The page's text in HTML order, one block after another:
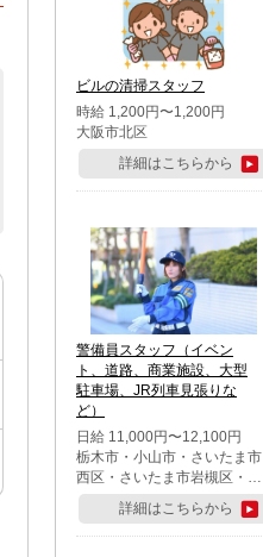
市・柏市・流山市・八千代
市・足立区・江戸川区・八王
子市・町田市
ビルの清掃スタッフ
時給 1,200円〜1,200円
大阪市北区
詳細はこちらから
警備員スタッフ（イベン
ト、道路、商業施設、大型
駐車場、JR列車見張りな
ど）
日給 11,000円〜12,100円
栃木市・小山市・さいたま市
西区・さいたま市岩槻区・久
喜市・蓮田市
詳細はこちらから